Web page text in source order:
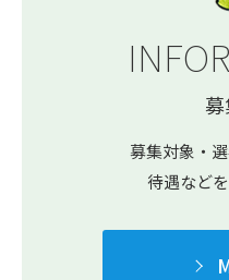
募集対象・
待遇など